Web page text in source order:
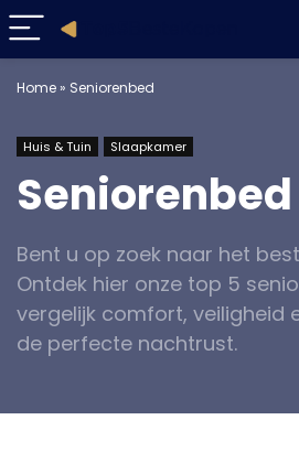
Home» Seniorenbed
Huis & Tuin Slaapkamer
Seniorenbed
Bent u op zoek naar het
Ontdek hier onze top 5
vergelijk comfort, veiligheid
de perfecte nachtrust.